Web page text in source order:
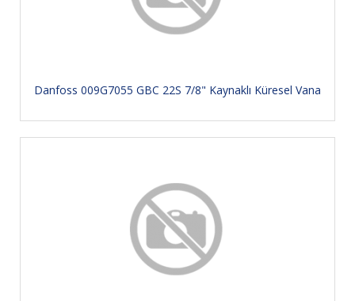
Danfoss 009G7055 GBC 22S 7/8" Kaynaklı Küresel Vana